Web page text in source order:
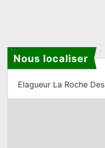
Nous localiser
Elagueur La Roche